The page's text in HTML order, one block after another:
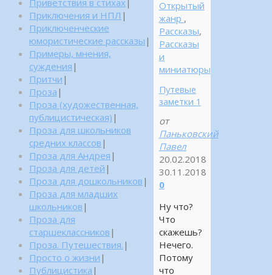
Открытый
жанр ,
Рассказы,
Рассказы
и
миниатюры
Путевые
заметки 1
от
Паньковский
Павел
20.02.2018
30.11.2018
0
Ну что?
Что
скажешь?
Нечего.
Потому
что
Приветствия в стихах
Приключения и НПЛ |
Приключенческие
юмористические рассказы |
Примеры, мнения,
суждения |
Притчи |
Проза |
Проза (художественная,
публицистическая) |
Проза для школьников
средних классов |
Проза для Андрея |
Проза для детей |
Проза для дошкольников |
Проза для младших
школьников |
Проза для
старшеклассников |
Проза. Путешествия. |
Просто о жизни |
Публицистика |